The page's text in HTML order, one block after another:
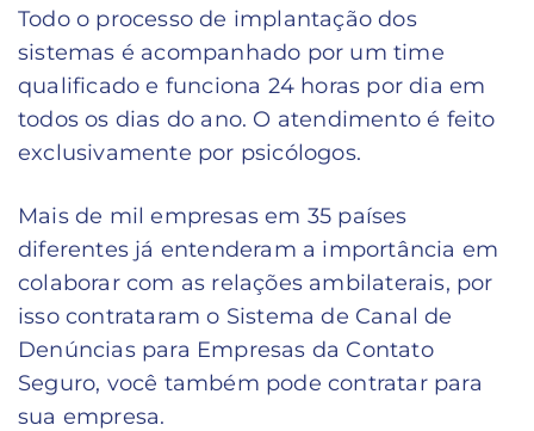
Todo o processo de implantação dos
sistemas é acompanhado por um time
qualificado e funciona 24 horas por dia em
todos os dias do ano. O atendimento é feito
exclusivamente por psicólogos.
Mais de mil empresas em 35 países
diferentes já entenderam a importância em
colaborar com as relações ambilaterais, por
isso contrataram o Sistema de Canal de
Denúncias para Empresas da Contato
Seguro, você também pode contratar para
sua empresa.